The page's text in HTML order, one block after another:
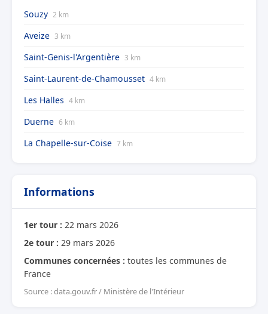
Souzy 2 km
Aveize 3 km
Saint-Genis-l'Argentière 3 km
Saint-Laurent-de-Chamousset 4 km
Les Halles 4 km
Duerne 6 km
La Chapelle-sur-Coise 7 km
Informations
1er tour : 22 mars 2026
2e tour : 29 mars 2026
Communes concernées : toutes les communes de
France
Source : data.gouv.fr / Ministère de l'Intérieur